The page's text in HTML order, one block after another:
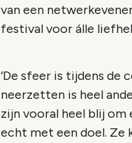
van een
festival voor álle
‘De sfeer is tijdens de
neerzetten is heel
zijn vooral heel blij
echt met een doel. Ze